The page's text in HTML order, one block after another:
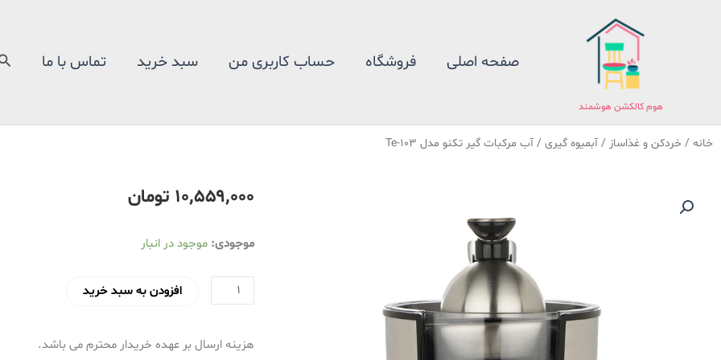
هوم کالکشن هوشمند
صفحه اصلی فروشگاه حساب کاربری من سبد خرید تماس با ما
خانه / خردکن و غذاساز / آبمیوه گیری / آب مرکبات گیر تکنو مدل Te-103
۱۰٬۵۵۹٬۰۰۰ تومان
موجودی: موجود در انبار
آب
تکنو
Te-
افزودن به سبد خرید
هزینه ارسال بر عهده خریدار محترم می باشد.